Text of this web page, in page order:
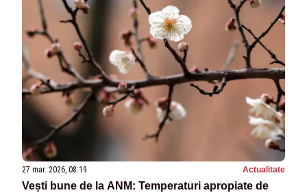
27 mar. 2026, 08:19 Actualitate
Vești bune de la ANM: Temperaturi apropiate de